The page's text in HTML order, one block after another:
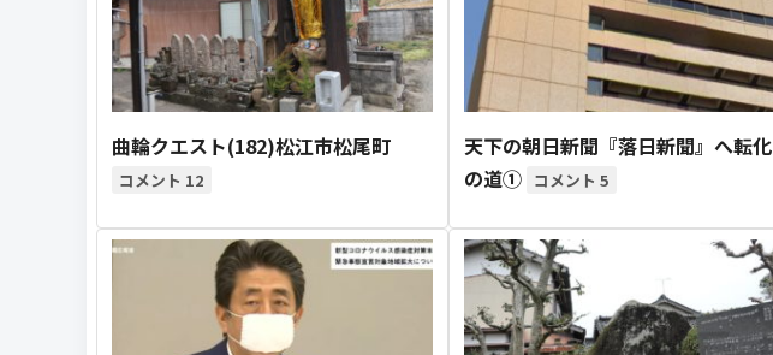
曲輪クエスト(182)松江市松尾町
12
天下の朝日新聞『落日新聞』へ転化
の道①
5